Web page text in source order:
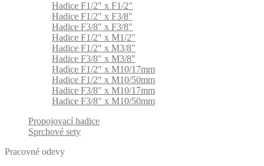
Hadice F1/2" x F1/2"
Hadice F1/2" x F3/8"
Hadice F3/8" x F3/8"
Hadice F1/2" x M1/2"
Hadice F1/2" x M3/8"
Hadice F3/8" x M3/8"
Hadice F1/2" x M10/17mm
Hadice F1/2" x M10/50mm
Hadice F3/8" x M10/17mm
Hadice F3/8" x M10/50mm
Propojovací hadice
Sprchové sety
Pracovné odevy